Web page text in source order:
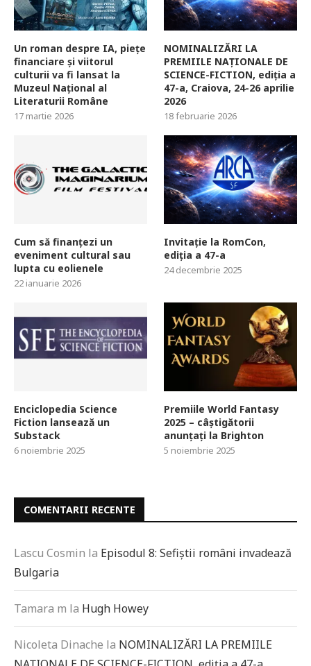
Un roman despre IA, piețe
financiare și viitorul
culturii va fi lansat la
Muzeul Național al
Literaturii Române
17 martie 2026
NOMINALIZĂRI LA
PREMIILE NAȚIONALE DE
SCIENCE-FICTION, ediția a
47-a, Craiova, 24-26 aprilie
2026
18 februarie 2026
Cum să finanțezi un
eveniment cultural sau
lupta cu eolienele
22 ianuarie 2026
Invitație la RomCon,
ediția a 47-a
24 decembrie 2025
Enciclopedia Science
Fiction lansează un
Substack
6 noiembrie 2025
Premiile World Fantasy
2025 – câștigătorii
anunțați la Brighton
5 noiembrie 2025
COMENTARII RECENTE
Lascu Cosmin la Episodul 8: Sefiștii români invadează
Bulgaria
Tamara m la Hugh Howey
Nicoleta Dinache la NOMINALIZĂRI LA PREMIILE